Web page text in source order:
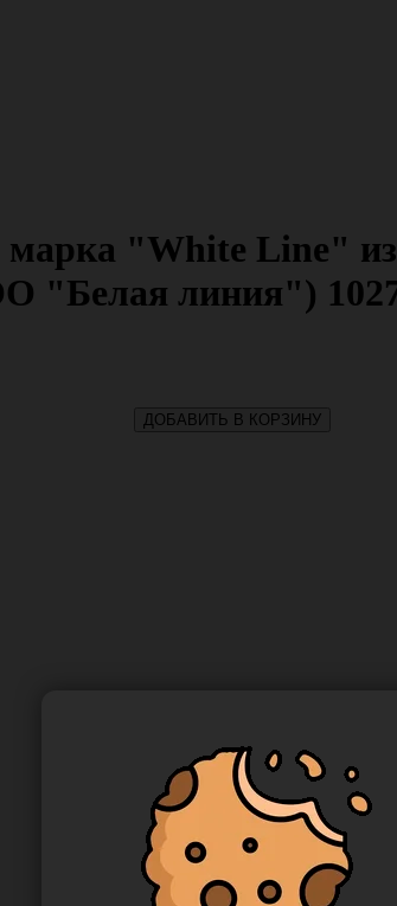
"White Line"
"Белая линия")
ДОБАВИТЬ В КОРЗИНУ